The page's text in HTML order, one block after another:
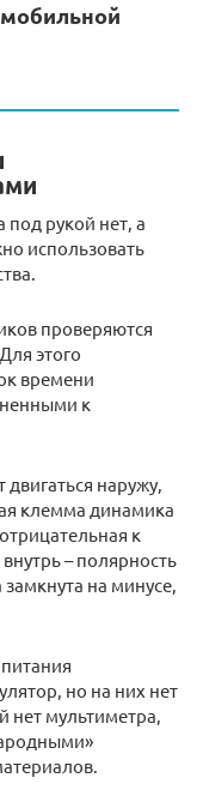
под рукой нет, а
использовать
проверяются
этого
времени
к
наружу,
клемма динамика
к
– полярность
на минусе,
но на них нет
нет мультиметра,